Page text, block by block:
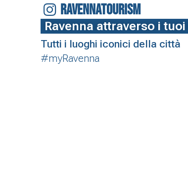
RAVENNATOURISM
Ravenna attraverso i
Tutti i luoghi iconici della città
#myRavenna